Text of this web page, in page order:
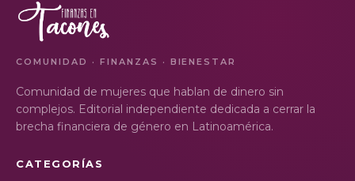
COMUNIDAD · FINANZAS · BIENESTAR
Comunidad de mujeres que hablan de dinero sin
complejos. Editorial independiente dedicada a cerrar la
brecha financiera de género en Latinoamérica.
CATEGORÍAS